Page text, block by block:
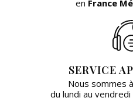
en France
SERVICE
Nous sommes à
du lundi au vendredi